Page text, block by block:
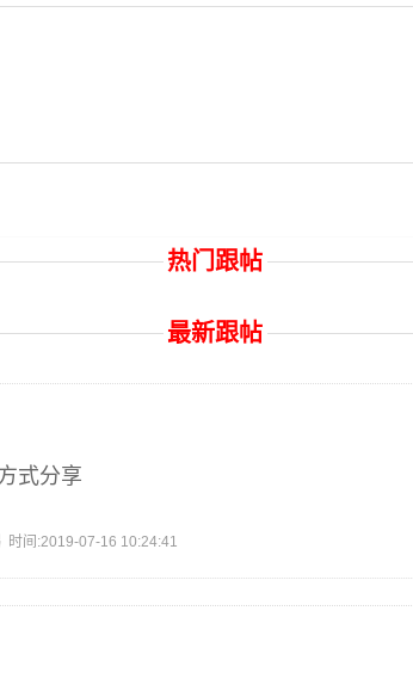
热门跟帖
最新跟帖
式分享
时间:2019-07-16 10:24:41